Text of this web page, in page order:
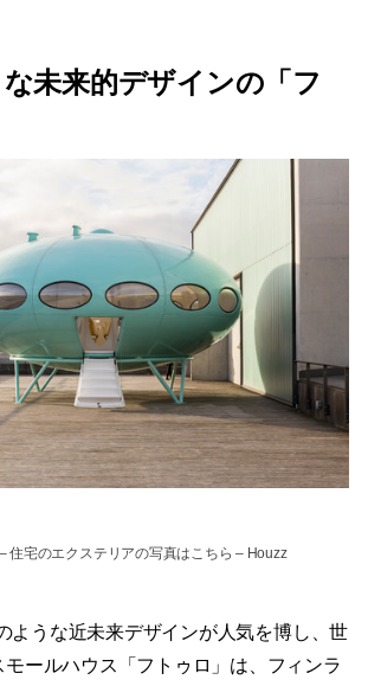
未来的デザインの「フ
住宅のエクステリアの写真はこちら – Houzz
ような近未来デザインが人気を博し、世
ールハウス「フトゥロ」は、フィンラ